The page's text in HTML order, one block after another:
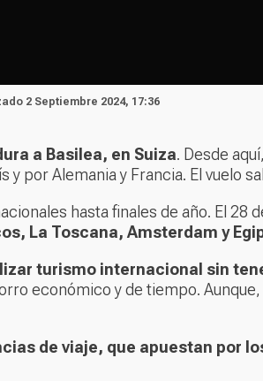
2 Septiembre 2024, 17:36
a Basilea, en Suiza. Desde
por Alemania y Francia. El vuelo
hasta finales de año. El 28
La Toscana, Amsterdam y
turismo internacional sin
económico y de tiempo.
de viaje, que apuestan por